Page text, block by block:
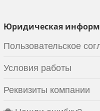
Юридическая
Пользовательское
Условия работы
Реквизиты компании